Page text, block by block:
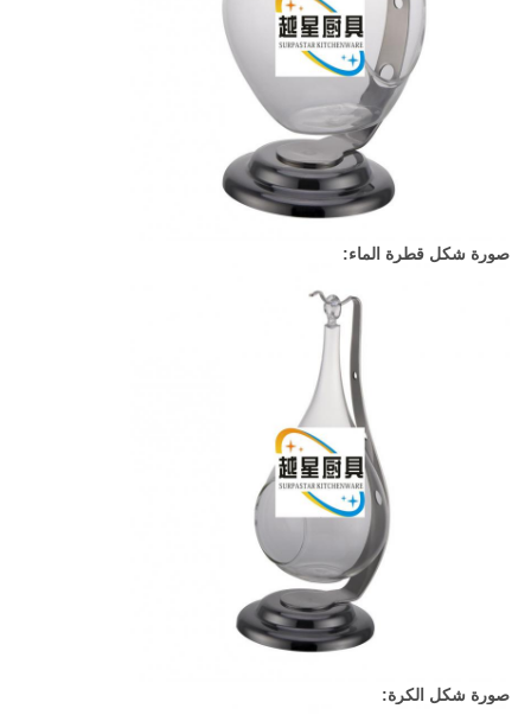
صورة شكل قطرة الماء:
صورة شكل الكرة: